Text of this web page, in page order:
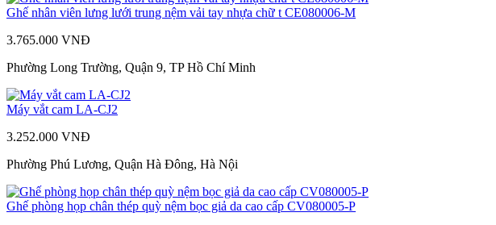
Ghế nhân viên lưng lưới trung nệm vải tay nhựa chữ t CE080006-M
3.765.000 VNĐ
Phường Long Trường, Quận 9, TP Hồ Chí Minh
Máy vắt cam LA-CJ2
3.252.000 VNĐ
Phường Phú Lương, Quận Hà Đông, Hà Nội
Ghế phòng họp chân thép quỳ nệm bọc giả da cao cấp CV080005-P